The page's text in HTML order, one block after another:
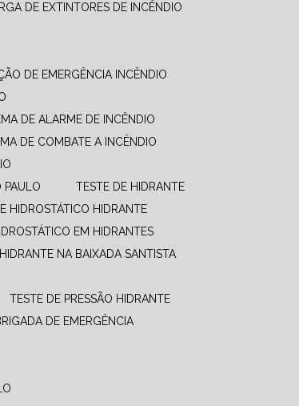
DE EXTINTORES DE INCÊNDIO
DE EMERGÊNCIA INCÊNDIO
DE ALARME DE INCÊNDIO
DE COMBATE A INCÊNDIO​
PAULO
TESTE DE HIDRANTE
HIDROSTÁTICO HIDRANTE
EM HIDRANTES
NA BAIXADA SANTISTA
TESTE DE PRESSÃO HIDRANTE
DE EMERGÊNCIA